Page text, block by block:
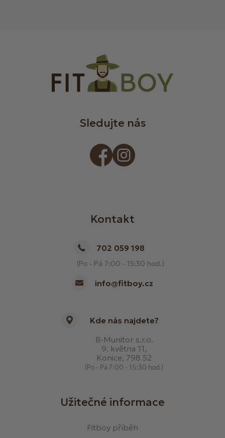
Sledujte nás
Kontakt
702 059 198
(Po - Pá 7:00 - 15:30 hod.)
info@fitboy.cz
Kde nás najdete?
B-Munitor s.r.o.
9. května 11,
Konice, 798 52
(Po - Pá 7:00 - 15:30 hod.)
Užitečné informace
Fitboy příběh